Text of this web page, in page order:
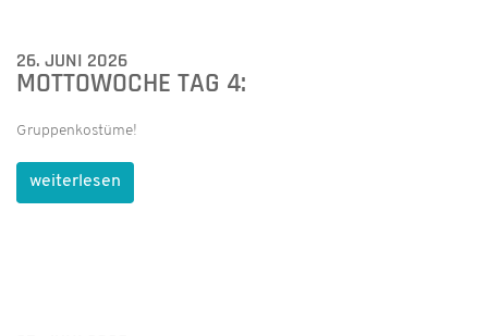
26. JUNI 2026
MOTTOWOCHE TAG 4:
Gruppenkostüme!
weiterlesen